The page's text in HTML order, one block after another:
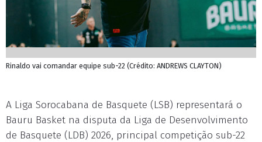
Rinaldo vai comandar equipe sub-22 (Crédito: ANDREWS CLAYTON)
A Liga Sorocabana de Basquete (LSB) representará o
Bauru Basket na disputa da Liga de Desenvolvimento
de Basquete (LDB) 2026, principal competição sub-22